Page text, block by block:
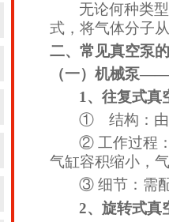
无论何种类
式，将气体分子
二、常见真空泵
（一）机械泵——
1、 往复式真
① 结构：
② 工作过程
气缸容积缩小，
③ 细节：需
2、 旋转式真